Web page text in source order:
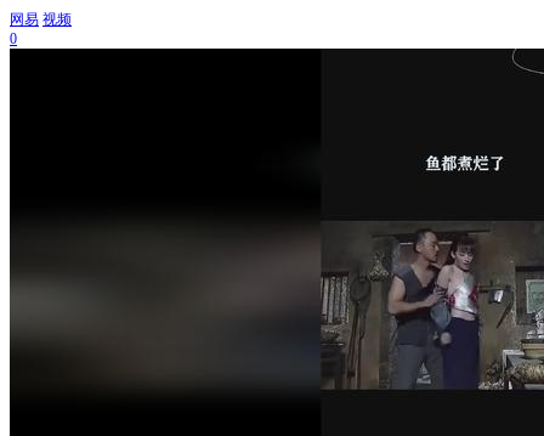
网易 视频
0